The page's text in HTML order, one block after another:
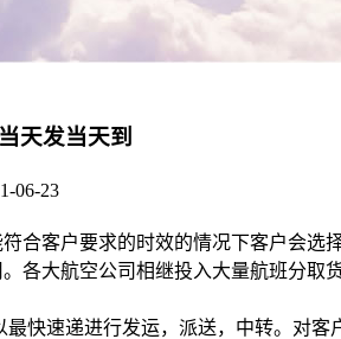
天发当天到
06-23
合客户要求的时效的情况下客户会选
大航空公司相继投入大量航班分取
快速递进行发运，派送，中转。对